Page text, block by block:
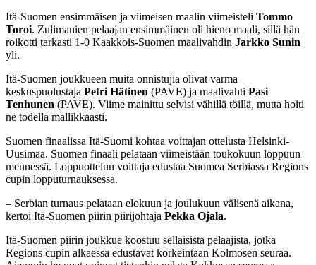
Itä-Suomen ensimmäisen ja viimeisen maalin viimeisteli Tommo
Toroi. Zulimanien pelaajan ensimmäinen oli hieno maali, sillä hän
roikotti tarkasti 1-0 Kaakkois-Suomen maalivahdin Jarkko Sunin
yli.
Itä-Suomen joukkueen muita onnistujia olivat varma
keskuspuolustaja Petri Hätinen (PAVE) ja maalivahti Pasi
Tenhunen (PAVE). Viime mainittu selvisi vähillä töillä, mutta hoiti
ne todella mallikkaasti.
Suomen finaalissa Itä-Suomi kohtaa voittajan ottelusta Helsinki-
Uusimaa. Suomen finaali pelataan viimeistään toukokuun loppuun
mennessä. Loppuottelun voittaja edustaa Suomea Serbiassa Regions
cupin lopputurnauksessa.
– Serbian turnaus pelataan elokuun ja joulukuun välisenä aikana,
kertoi Itä-Suomen piirin piirijohtaja Pekka Ojala.
Itä-Suomen piirin joukkue koostuu sellaisista pelaajista, jotka
Regions cupin alkaessa edustavat korkeintaan Kolmosen seuraa.